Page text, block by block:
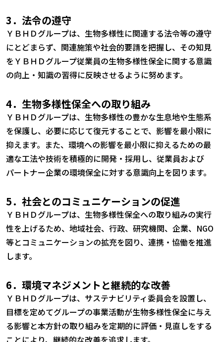
3．法令の遵守
ＹＢＨＤグループは、生物多様性に関連する法令等の遵守
にとどまらず、関連施策や社会的要請を把握し、その知見
をＹＢＨＤグループ従業員の生物多様性保全に関する意識
の向上・知識の習得に反映させるように努めます。
4．生物多様性保全への取り組み
ＹＢＨＤグループは、生物多様性の豊かな生息地や生態系
を保護し、必要に応じて復元することで、影響を最小限に
抑えます。また、環境への影響を最小限に抑えるための最
適な工法や技術を積極的に開発・採用し、従業員および
パートナー企業の環境保全に対する意識向上を図ります。
5．社会とのコミュニケーションの促進
ＹＢＨＤグループは、生物多様性保全への取り組みの実行
性を上げるため、地域社会、行政、研究機関、企業、NGO
等とコミュニケーションの拡充を図り、連携・協働を推進
します。
6．環境マネジメントと継続的な改善
ＹＢＨＤグループは、サステナビリティ委員会を設置し、
目標を定めてグループの事業活動が生物多様性保全に与え
る影響と本方針の取り組みを定期的に評価・見直しをする
ことにより、継続的な改善を追求します。